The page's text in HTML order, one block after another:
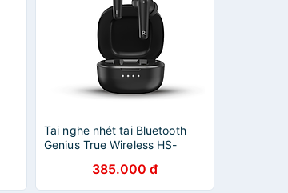
Tai nghe nhét tai Bluetooth
Genius True Wireless HS-
385.000 đ